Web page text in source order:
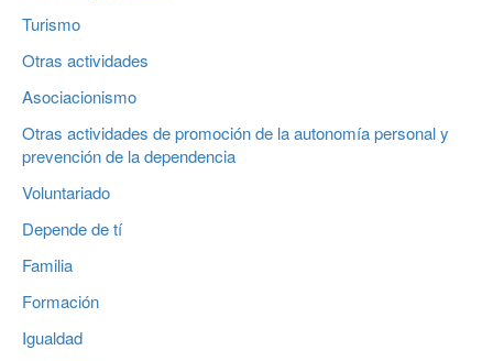
Turismo
Otras actividades
Asociacionismo
Otras actividades de promoción de la autonomía personal y
prevención de la dependencia
Voluntariado
Depende de tí
Familia
Formación
Igualdad